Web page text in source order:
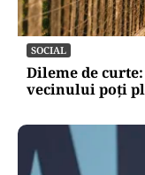
SOCIAL
Dileme de
vecinului poți